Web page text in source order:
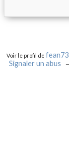
Voir le profil defean73
Signaler un abus